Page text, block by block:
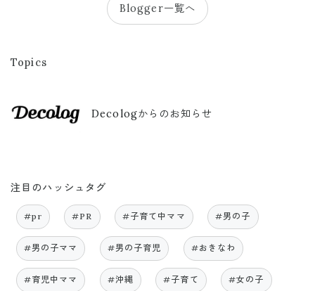
Blogger一覧へ
Topics
Decologからのお知らせ
注目のハッシュタグ
#pr #PR #子育て中ママ #男の子
#男の子ママ #男の子育児 #おきなわ
#育児中ママ #沖縄 #子育て #女の子